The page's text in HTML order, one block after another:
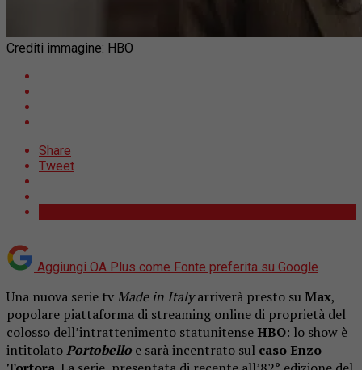
Crediti immagine: HBO
Share
Tweet
Aggiungi OA Plus come Fonte preferita su Google
Una nuova serie tvMade in Italyarriverà presto su Max,
popolare piattaforma di streaming online di proprietà del
colosso dell’intrattenimento statunitense HBO: lo show è
intitolatoPortobello e sarà incentrato sul caso Enzo